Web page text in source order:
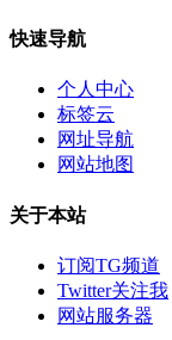
快速导航
个人中心
标签云
网址导航
网站地图
关于本站
订阅TG频道
Twitter关注我
网站服务器